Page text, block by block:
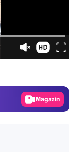
Video
Magazin